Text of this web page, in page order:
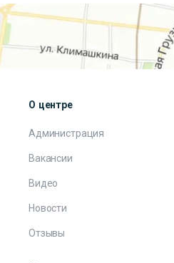
О центре
Администрация
Вакансии
Видео
Новости
Отзывы